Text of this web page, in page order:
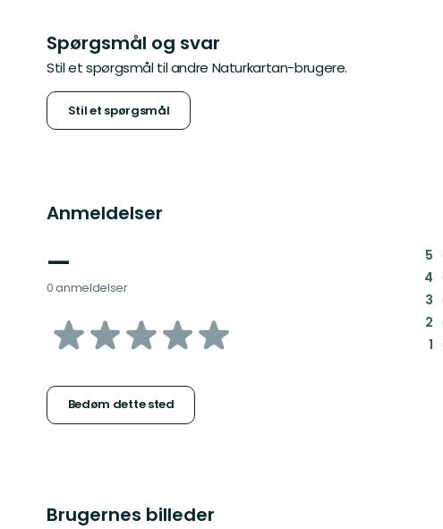
Spørgsmål og svar
Stil et spørgsmål til andre Naturkartan-brugere.
Stil et spørgsmål
Anmeldelser
—
0 anmeldelser
ud
5
Bedøm dette sted
5
4
3
2
1
Brugernes billeder